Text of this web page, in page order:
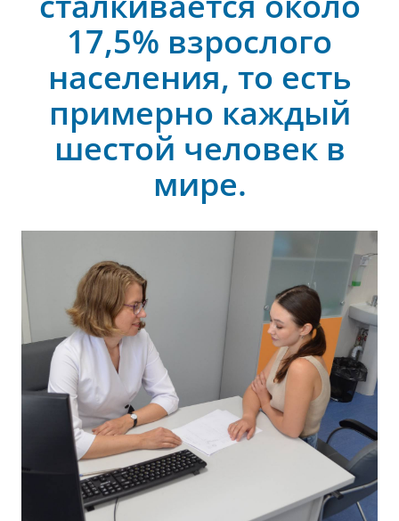
17,5% взрослого
населения, то есть
примерно каждый
шестой человек в
мире.